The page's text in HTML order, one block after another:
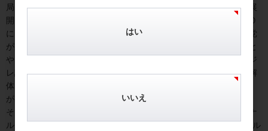
局、どの候補も５０％に達せず、１月５日に決選投票が行われる展
開に。この２議席を仮に民主党が押さえると、共和党と５０－５０
になり、最後の一票は副大統領が持つので、大統領も議会も民主党
が支配するブルーウエイブになる可能性。選挙ゆえ、どうなること
やら。マーケット目線では、共和党があと１議席でも増やしてネジ
レ議会継続なら、キツイ増税案（民主党提案）やフェイスブック解
体など規制強化も共和党反対で回避され、市場は「いいとこどり」
が出来る思惑。
そんな事情とは異次元の光景がジョージア州オーガスタ・ナショナ
ルGCでは展開されているのだ。無観客ゆえ人の気配がない名門ゴル
はい
いいえ